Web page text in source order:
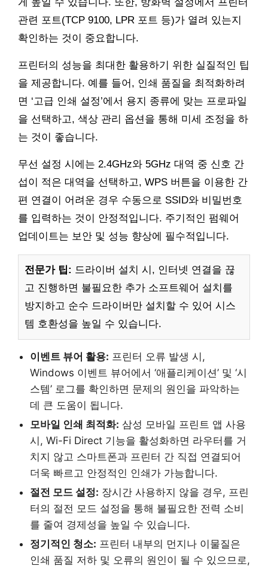
관련 포트(TCP 9100, LPR 포트 등)가 열려 있는지
확인하는 것이 중요합니다.
프린터의 성능을 최대한 활용하기 위한 실질적인 팁
을 제공합니다. 예를 들어, 인쇄 품질을 최적화하려
면 ‘고급 인쇄 설정’에서 용지 종류에 맞는 프로파일
을 선택하고, 색상 관리 옵션을 통해 미세 조정을 하
는 것이 좋습니다.
무선 설정 시에는 2.4GHz와 5GHz 대역 중 신호 간
섭이 적은 대역을 선택하고, WPS 버튼을 이용한 간
편 연결이 어려운 경우 수동으로 SSID와 비밀번호
를 입력하는 것이 안정적입니다. 주기적인 펌웨어
업데이트는 보안 및 성능 향상에 필수적입니다.
전문가 팁: 드라이버 설치 시, 인터넷 연결을 끊
고 진행하면 불필요한 추가 소프트웨어 설치를
방지하고 순수 드라이버만 설치할 수 있어 시스
템 호환성을 높일 수 있습니다.
이벤트 뷰어 활용: 프린터 오류 발생 시,
Windows 이벤트 뷰어에서 ‘애플리케이션’ 및 ‘시
스템’ 로그를 확인하면 문제의 원인을 파악하는
데 큰 도움이 됩니다.
모바일 인쇄 최적화: 삼성 모바일 프린트 앱 사용
시, Wi-Fi Direct 기능을 활성화하면 라우터를 거
치지 않고 스마트폰과 프린터 간 직접 연결되어
더욱 빠르고 안정적인 인쇄가 가능합니다.
절전 모드 설정: 장시간 사용하지 않을 경우, 프린
터의 절전 모드 설정을 통해 불필요한 전력 소비
를 줄여 경제성을 높일 수 있습니다.
정기적인 청소: 프린터 내부의 먼지나 이물질은
인쇄 품질 저하 및 오류의 원인이 될 수 있으므로,